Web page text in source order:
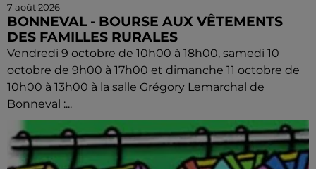
7 août 2026
BONNEVAL - BOURSE AUX VÊTEMENTS
DES FAMILLES RURALES
Vendredi 9 octobre de 10h00 à 18h00, samedi 10
octobre de 9h00 à 17h00 et dimanche 11 octobre de
10h00 à 13h00 à la salle Grégory Lemarchal de
Bonneval :...